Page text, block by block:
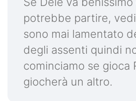
potrebbe partire,
sono mai lamentato
degli assenti quindi
cominciamo se gioca
giocherà un altro.